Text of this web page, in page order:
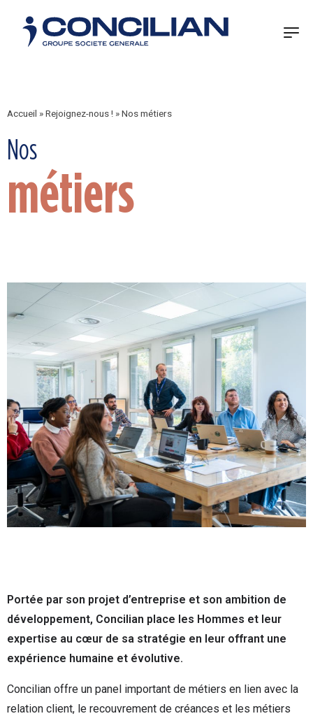
Accueil »Rejoignez-nous ! »Nos métiers
Nos
métiers
Portée par son projet d’entreprise et son ambition de
développement, Concilian place les Hommes et leur
expertise au cœur de sa stratégie en leur offrant une
expérience humaine et évolutive.
Concilian offre un panel important de métiers en lien avec la
relation client, le recouvrement de créances et les métiers